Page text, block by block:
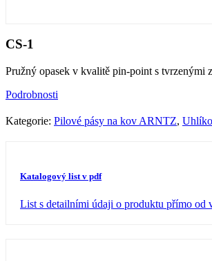
CS-1
Pružný opasek v kvalitě pin-point s tvrzenými
Podrobnosti
Kategorie: Pilové pásy na kov ARNTZ,
Katalogový list v pdf
List s detailními údaji o produktu přímo od